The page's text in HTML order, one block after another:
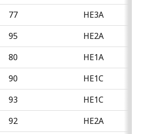
77
HE3A
95
HE2A
80
HE1A
90
HE1C
93
HE1C
92
HE2A